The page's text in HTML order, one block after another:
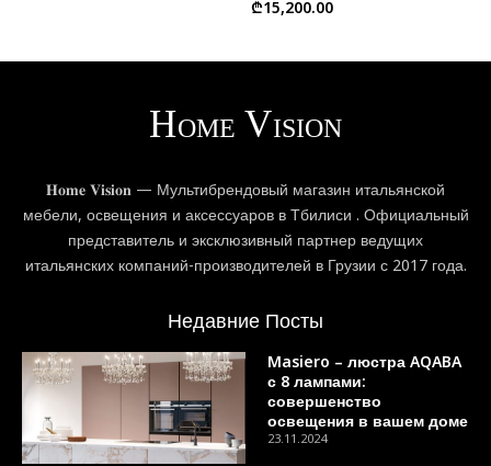
₾15,200.00
𝐇𝐨𝐦𝐞 𝐕𝐢𝐬𝐢𝐨𝐧 — Мультибрендовый магазин итальянской
мебели, освещения и аксессуаров в Тбилиси . Официальный
представитель и эксклюзивный партнер ведущих
итальянских компаний-производителей в Грузии с 2017 года.
Недавние Посты
Masiero – люстра AQABA
с 8 лампами:
совершенство
освещения в вашем доме
23.11.2024